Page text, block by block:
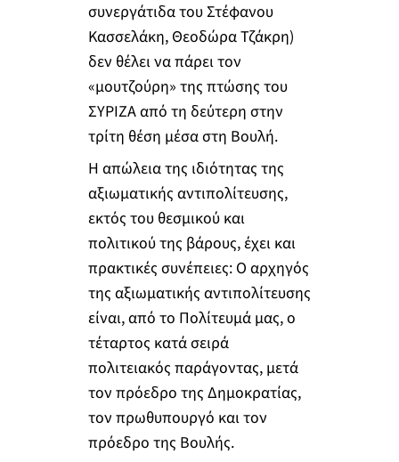
συνεργάτιδα του Στέφανου
Κασσελάκη, Θεοδώρα Τζάκρη)
δεν θέλει να πάρει τον
«μουτζούρη» της πτώσης του
ΣΥΡΙΖΑ από τη δεύτερη στην
τρίτη θέση μέσα στη Βουλή.
Η απώλεια της ιδιότητας της
αξιωματικής αντιπολίτευσης,
εκτός του θεσμικού και
πολιτικού της βάρους, έχει και
πρακτικές συνέπειες: Ο αρχηγός
της αξιωματικής αντιπολίτευσης
είναι, από το Πολίτευμά μας, ο
τέταρτος κατά σειρά
πολιτειακός παράγοντας, μετά
τον πρόεδρο της Δημοκρατίας,
τον πρωθυπουργό και τον
πρόεδρο της Βουλής.